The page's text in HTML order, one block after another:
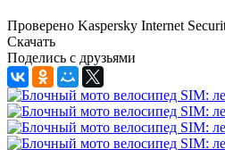
Проверено Kaspersky Internet
Скачать
Поделись с друзьями